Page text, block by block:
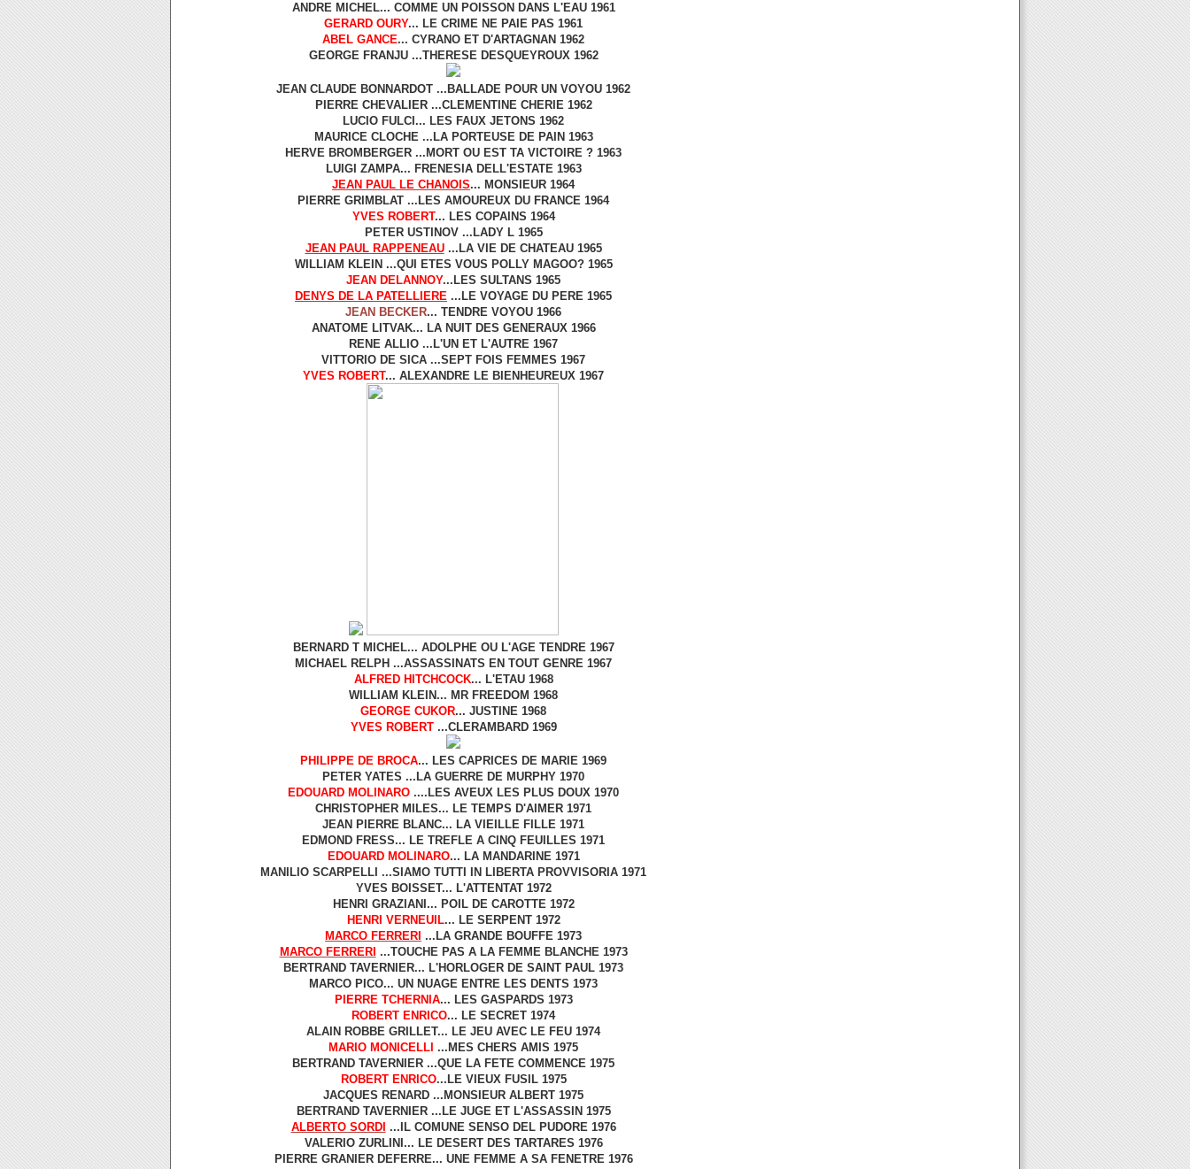
ANDRE MICHEL... COMME UN POISSON DANS L'EAU 1961
GERARD OURY... LE CRIME NE PAIE PAS 1961
ABEL GANCE... CYRANO ET D'ARTAGNAN 1962
GEORGE FRANJU ...THERESE DESQUEYROUX 1962
JEAN CLAUDE BONNARDOT ...BALLADE POUR UN VOYOU 1962
PIERRE CHEVALIER ...CLEMENTINE CHERIE 1962
LUCIO FULCI... LES FAUX JETONS 1962
MAURICE CLOCHE ...LA PORTEUSE DE PAIN 1963
HERVE BROMBERGER ...MORT OU EST TA VICTOIRE ? 1963
LUIGI ZAMPA... FRENESIA DELL'ESTATE 1963
JEAN PAUL LE CHANOIS... MONSIEUR 1964
PIERRE GRIMBLAT ...LES AMOUREUX DU FRANCE 1964
YVES ROBERT... LES COPAINS 1964
PETER USTINOV ...LADY L 1965
JEAN PAUL RAPPENEAU...LA VIE DE CHATEAU 1965
WILLIAM KLEIN ...QUI ETES VOUS POLLY MAGOO? 1965
JEAN DELANNOY...LES SULTANS 1965
DENYS DE LA PATELLIERE ...LE VOYAGE DU PERE 1965
JEAN BECKER... TENDRE VOYOU 1966
ANATOME LITVAK... LA NUIT DES GENERAUX 1966
RENE ALLIO ...L'UN ET L'AUTRE 1967
VITTORIO DE SICA ...SEPT FOIS FEMMES 1967
YVES ROBERT... ALEXANDRE LE BIENHEUREUX 1967
BERNARD T MICHEL... ADOLPHE OU L'AGE TENDRE 1967
MICHAEL RELPH ...ASSASSINATS EN TOUT GENRE 1967
ALFRED HITCHCOCK... L'ETAU 1968
WILLIAM KLEIN... MR FREEDOM 1968
GEORGE CUKOR... JUSTINE 1968
YVES ROBERT...CLERAMBARD 1969
PHILIPPE DE BROCA... LES CAPRICES DE MARIE 1969
PETER YATES ...LA GUERRE DE MURPHY 1970
EDOUARD MOLINARO ....LES AVEUX LES PLUS DOUX 1970
CHRISTOPHER MILES... LE TEMPS D'AIMER 1971
JEAN PIERRE BLANC... LA VIEILLE FILLE 1971
EDMOND FRESS... LE TREFLE A CINQ FEUILLES 1971
EDOUARD MOLINARO... LA MANDARINE 1971
MANILIO SCARPELLI ...SIAMO TUTTI IN LIBERTA PROVVISORIA 1971
YVES BOISSET... L'ATTENTAT 1972
HENRI GRAZIANI... POIL DE CAROTTE 1972
HENRI VERNEUIL... LE SERPENT 1972
MARCO FERRERI ...LA GRANDE BOUFFE 1973
MARCO FERRERI ...TOUCHE PAS A LA FEMME BLANCHE 1973
BERTRAND TAVERNIER... L'HORLOGER DE SAINT PAUL 1973
MARCO PICO... UN NUAGE ENTRE LES DENTS 1973
PIERRE TCHERNIA... LES GASPARDS 1973
ROBERT ENRICO... LE SECRET 1974
ALAIN ROBBE GRILLET... LE JEU AVEC LE FEU 1974
MARIO MONICELLI ...MES CHERS AMIS 1975
BERTRAND TAVERNIER ...QUE LA FETE COMMENCE 1975
ROBERT ENRICO...LE VIEUX FUSIL 1975
JACQUES RENARD ...MONSIEUR ALBERT 1975
BERTRAND TAVERNIER ...LE JUGE ET L'ASSASSIN 1975
ALBERTO SORDI ...IL COMUNE SENSO DEL PUDORE 1976
VALERIO ZURLINI... LE DESERT DES TARTARES 1976
PIERRE GRANIER DEFERRE... UNE FEMME A SA FENETRE 1976